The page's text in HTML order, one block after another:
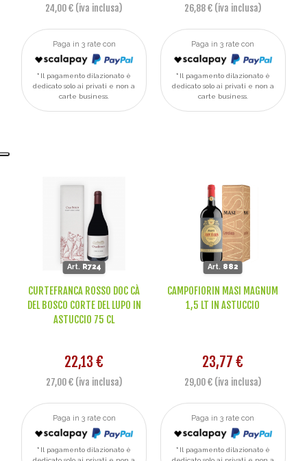
24,00 € (iva inclusa)
Paga in 3 rate con
Il pagamento dilazionato è
dedicato solo ai privati e non a
carte business.
26,88 € (iva inclusa)
Paga in 3 rate con
Il pagamento dilazionato è
dedicato solo ai privati e non a
carte business.
Art. R724
CURTEFRANCA ROSSO DOC CÀ
DEL BOSCO CORTE DEL LUPO IN
ASTUCCIO 75 CL
22,13 €
27,00 € (iva inclusa)
Paga in 3 rate con
Il pagamento dilazionato è
Art. 882
CAMPOFIORIN MASI MAGNUM
1,5 LT IN ASTUCCIO
23,77 €
29,00 € (iva inclusa)
Paga in 3 rate con
Il pagamento dilazionato è